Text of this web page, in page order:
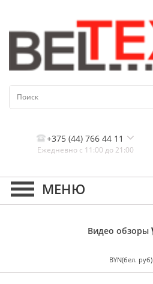
+375 (44) 766 44 11
Ежедневно с 11:00 до 21:00
Контакты, и схема проезда
Видео обзоры
BYN(бел. руб)